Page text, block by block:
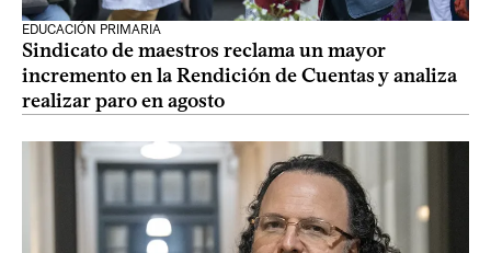
EDUCACIÓN PRIMARIA
Sindicato de maestros reclama un mayor
incremento en la Rendición de Cuentas y analiza
realizar paro en agosto